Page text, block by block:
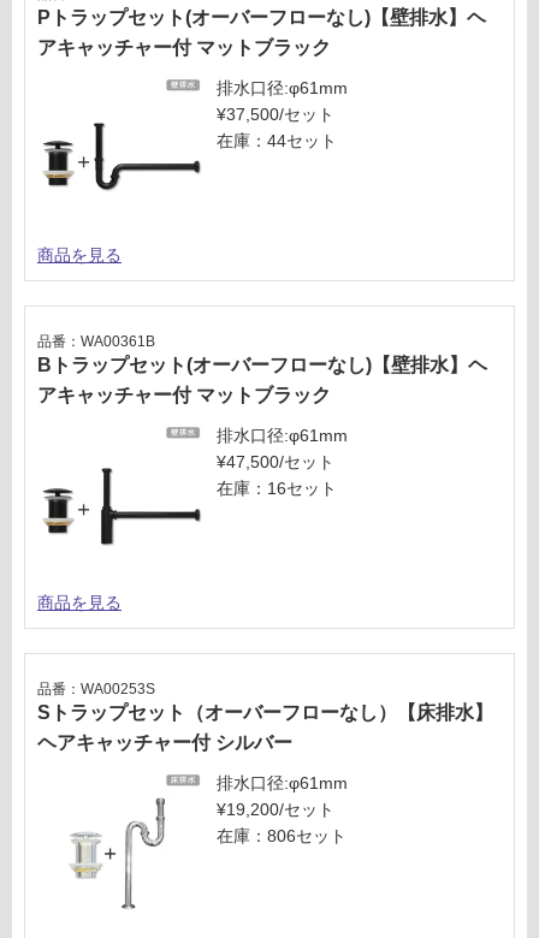
Pトラップセット(オーバーフローなし)【壁排水】ヘ
アキャッチャー付 マットブラック
排水口径:φ61mm
¥37,500/セット
在庫：44セット
商品を見る
Bトラップセット(オーバーフローなし)【壁排水】ヘ
アキャッチャー付 マットブラック
品番：WA00361B
排水口径:φ61mm
¥47,500/セット
在庫：16セット
商品を見る
Sトラップセット（オーバーフローなし）【床排水】
ヘアキャッチャー付 シルバー
品番：WA00253S
排水口径:φ61mm
¥19,200/セット
在庫：806セット